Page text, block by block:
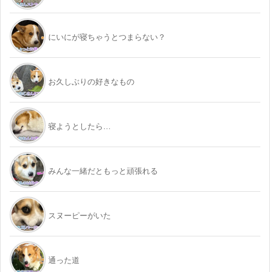
にいにが寝ちゃうとつまらない？
お久しぶりの好きなもの
寝ようとしたら…
みんな一緒だともっと頑張れる
スヌーピーがいた
通った道